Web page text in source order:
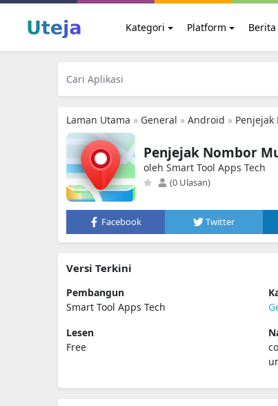
Kategori Platform Berita
Laman Utama » General » Android »
Penjejak Nombor
oleh Smart Tool Apps Tech
(0 Ulasan)
Facebook Twitter
Versi Terkini
Pembangun
Smart Tool Apps Tech
Lesen
Free